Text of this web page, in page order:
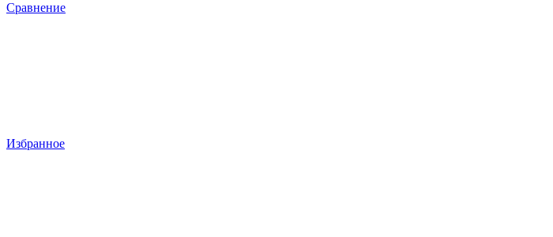
Сравнение
Избранное